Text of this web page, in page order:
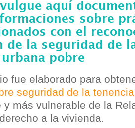
aquí
sobre
con el
de la seguridad de
pobre
fue elaborado para
seguridad de la tenencia
y más vulnerable de la
a la vivienda.